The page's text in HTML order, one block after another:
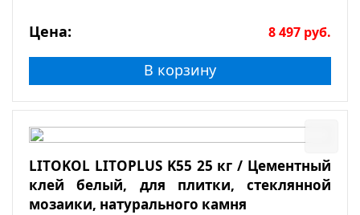
Цена: 8 497 руб.
В корзину
LITOKOL LITOPLUS K55 25 кг / Цементный
клей белый, для плитки, стеклянной
мозаики, натурального камня